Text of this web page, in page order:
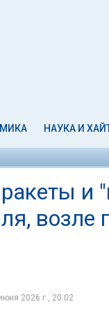
НАУКА И
и
возле
2026 г., 20:02